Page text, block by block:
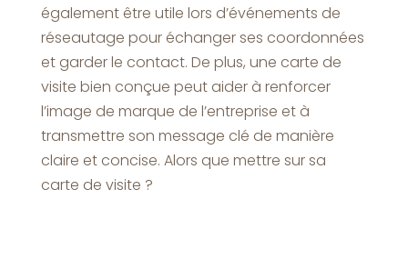
également être utile lors d’événements de
réseautage pour échanger ses coordonnées
et garder le contact. De plus, une carte de
visite bien conçue peut aider à renforcer
l’image de marque de l’entreprise et à
transmettre son message clé de manière
claire et concise. Alors que mettre sur sa
carte de visite ?